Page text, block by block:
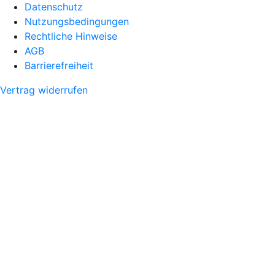
Datenschutz
Nutzungsbedingungen
Rechtliche Hinweise
AGB
Barrierefreiheit
Vertrag widerrufen